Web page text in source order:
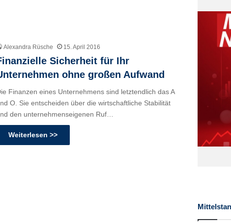
Alexandra Rüsche 15. April 2016
Sicherheit für Ihr
ohne großen Aufwand
Finanzen eines Unternehmens sind letztendlich das A
O. Sie entscheiden über die wirtschaftliche Stabilität
den unternehmenseigenen Ruf…
Weiterlesen >>